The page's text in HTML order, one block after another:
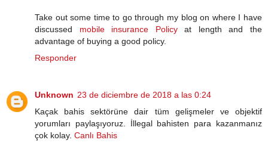
Take out some time to go through my blog on where I have
discussed mobile insurance Policyat length and the
advantage of buying a good policy.
Responder
Unknown 23 de diciembre de 2018 a las 0:24
Kaçak bahis sektörüne dair tüm gelişmeler ve objektif
yorumları paylaşıyoruz. İllegal bahisten para kazanmanız
çok kolay. Canlı Bahis